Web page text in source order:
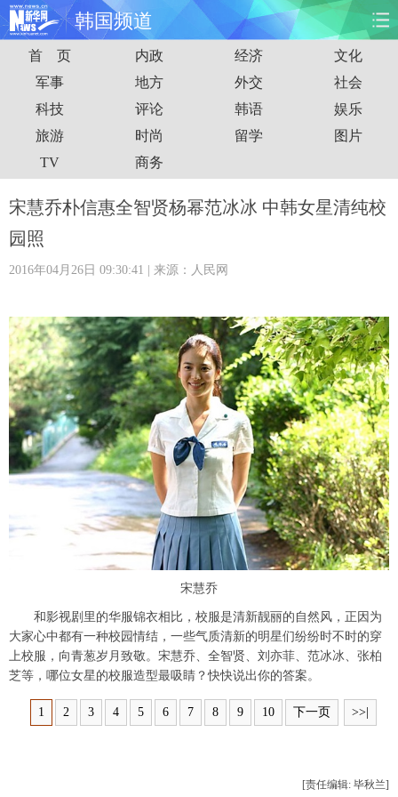
韩国频道
首页 时政 国际 财经
娱乐 体育 人事 教育
时尚 思客
港澳 台湾 华人 汽车
科技
旅游 健康 信息化 数据
金融 公益 军事 无人机
富媒体 摄影 新华广播
新华电视中文 新华电视英文 返回PC
首 页 内政 经济
文化
军事
地方 外交
社会
科技
评论 韩语
娱乐
旅游
时尚 留学
图片
TV
商务
宋慧乔朴信惠全智贤杨幂范冰冰 中韩女星清纯校
园照
2016年04月26日 09:30:41 | 来源：人民网
宋慧乔
和影视剧里的华服锦衣相比，校服是清新靓丽的自然风，正因为
大家心中都有一种校园情结，一些气质清新的明星们纷纷时不时的穿
上校服，向青葱岁月致敬。宋慧乔、全智贤、刘亦菲、范冰冰、张柏
芝等，哪位女星的校服造型最吸睛？快快说出你的答案。
1 2 3 4 5 6 7 8 9 10 下一页 >>|
[责任编辑: 毕秋兰]